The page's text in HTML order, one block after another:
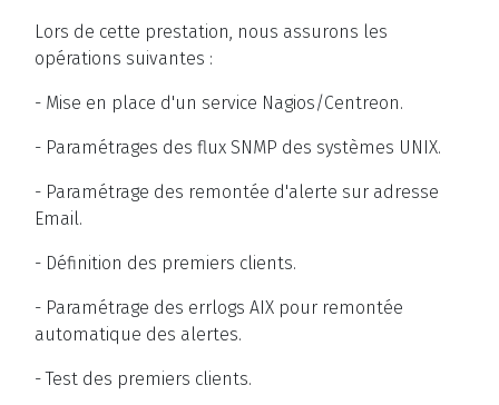
Lors de cette prestation, nous assurons les
opérations suivantes :
- Mise en place d'un service Nagios/Centreon.
- Paramétrages des flux SNMP des systèmes UNIX.
- Paramétrage des remontée d'alerte sur adresse
Email.
- Définition des premiers clients.
- Paramétrage des errlogs AIX pour remontée
automatique des alertes.
- Test des premiers clients.